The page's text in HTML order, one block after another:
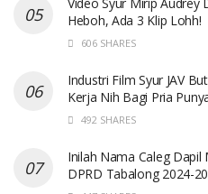
Heboh, Ada 3 Klip Lohh!
606 SHARES
Industri Film Syur JAV
Kerja Nih Bagi Pria
492 SHARES
Inilah Nama Caleg
DPRD Tabalong 2024-